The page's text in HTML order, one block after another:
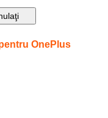
OnePlus